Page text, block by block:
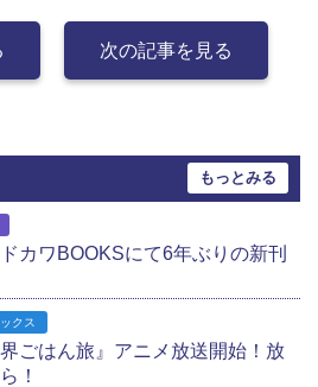
次の記事を見る
もっとみる
カワBOOKSにて6年ぶりの新刊
クス
ごはん旅』アニメ放送開始！放
！